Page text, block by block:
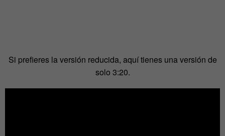
Si prefieres la versión reducida, aquí tienes una versión de
solo 3:20.